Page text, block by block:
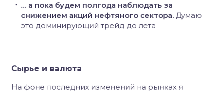
… а пока будем полгода наблюдать за
снижением акций нефтяного сектора. Думаю
это доминирующий трейд до лета
Сырье и валюта
На фоне последних изменений на рынках я